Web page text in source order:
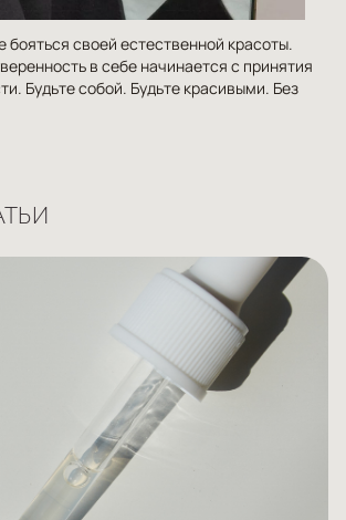
своей естественной красоты.
в себе начинается с принятия
Будьте собой. Будьте красивыми. Без